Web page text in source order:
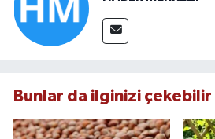
Bunlar da ilginizi çekebilir